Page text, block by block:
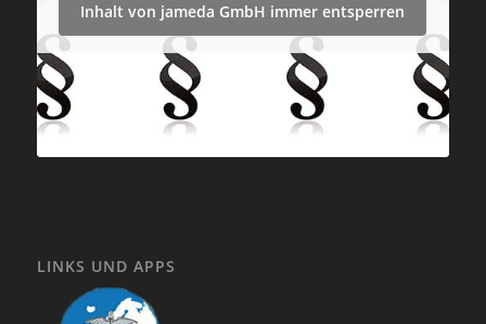
Inhalt von jameda GmbH immer entsperren
LINKS UND APPS